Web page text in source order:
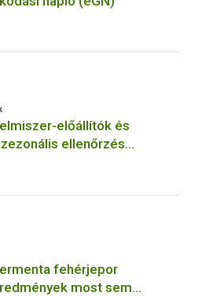
előállítók és
ellenőrzés
fehérjepor
most sem